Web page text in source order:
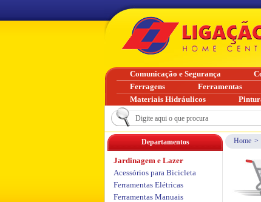
Home >
Departamentos
Jardinagem e Lazer
Acessórios para Bicicleta
Ferramentas Elétricas
Ferramentas Manuais
Comunicação e Segurança
Ferragens
Ferramentas
Materiais Hidráulicos